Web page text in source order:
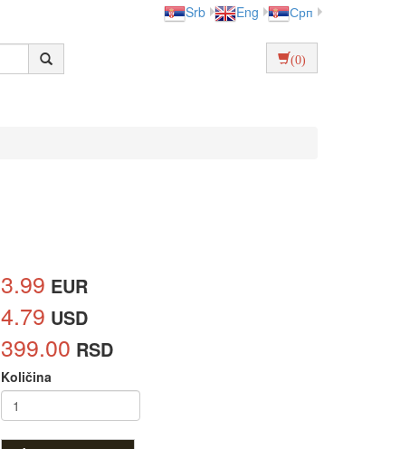
Srb Eng Срп
(0)
3.99 EUR
4.79 USD
399.00 RSD
Količina